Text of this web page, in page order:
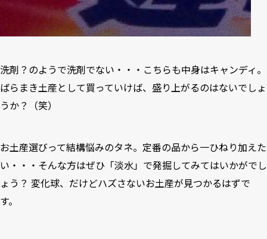
洗剤？のようで洗剤でない・・・こちらも中身はキャンディ。
ばらまき土産として買っていけば、盛り上がるのはないでしょ
うか？（笑）
お土産選びって結構悩みのタネ。定番の品から一ひねり加えた
い・・・そんな方はぜひ「淡水」で発掘してみてはいかがでし
ょう？ 変化球、だけどハズさないお土産が見つかるはずで
す。